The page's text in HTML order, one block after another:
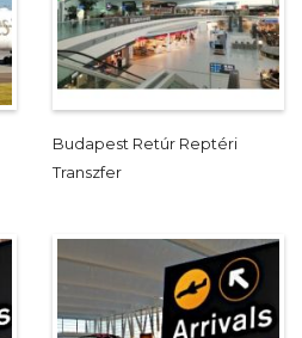
Budapest Retúr Reptéri
Transzfer